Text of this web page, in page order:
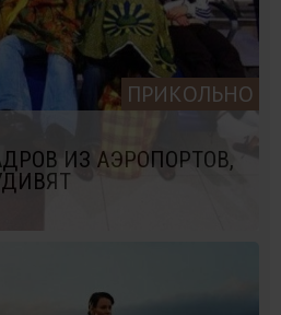
ПРИКОЛЬНО
ИЗ АЭРОПОРТОВ,